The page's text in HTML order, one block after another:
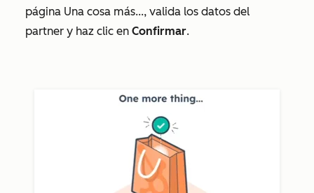
página Una cosa más..., valida los datos del
partner y haz clic en Confirmar.